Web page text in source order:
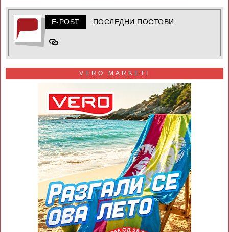
E-POST ПОСЛЕДНИ ПОСТОВИ
VERO MARKETI